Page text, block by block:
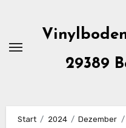
springen
29389
Start 2024 Dezember